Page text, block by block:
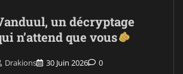
un décryptage
n’attend que vous
Drakions 30 Juin 2026 0